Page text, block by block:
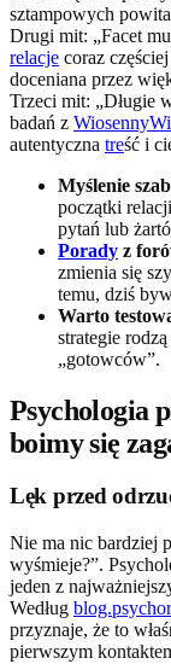
sztampowych
Drugi mit: „Facet
relacje coraz
doceniana przez
Trzeci mit: „Długie
badań z
autentyczna treść i
Myślenie
początki
pytań lub
Porady z
zmienia się
temu, dziś
Warto
strategie
„gotowców”.
Psychologia
boimy się
Lęk przed
Nie ma nic bardziej
wyśmieje?”.
jeden z
Według
przyznaje, że to
pierwszym